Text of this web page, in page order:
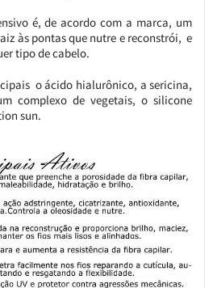
é, de acordo com a marca, um
às pontas que nutre e reconstrói, e
tipo de cabelo.
o ácido hialurônico, a sericina,
complexo de vegetais, o silicone
sun.